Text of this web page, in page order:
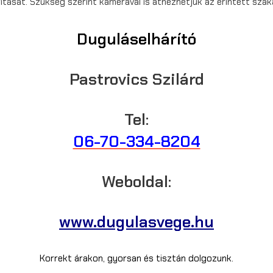
Duguláselhárító
Pastrovics Szilárd
Tel:
06-70-334-8204
Weboldal:
www.dugulasvege.hu
Korrekt árakon, gyorsan és tisztán dolgozunk.